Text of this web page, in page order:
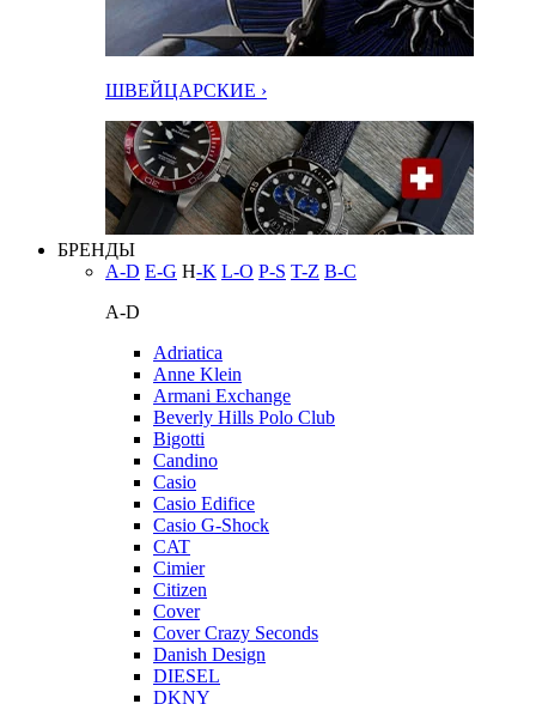
ШВЕЙЦАРСКИЕ ›
БРЕНДЫ
A-D E-G H-K L-O P-S T-Z В-С
A-D
Adriatica
Anne Klein
Armani Exchange
Beverly Hills Polo Club
Bigotti
Candino
Casio
Casio Edifice
Casio G-Shock
CAT
Cimier
Citizen
Cover
Cover Crazy Seconds
Danish Design
DIESEL
DKNY